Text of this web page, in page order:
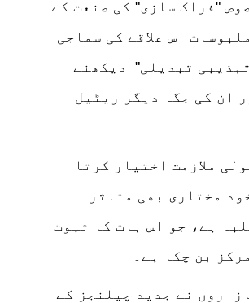
"فراک سازی" کی صنعت کے
اس علاقے کی سماجی
تبدیلی" دیکھنے
ان کی جگہ دیگر ریٹیل
ملازمت اختیار کرتا
مختاری بھی متاثر
ہے، جو اس بات کا ثبوت
بن چکا ہے۔
نے جدید چیلنجز کے